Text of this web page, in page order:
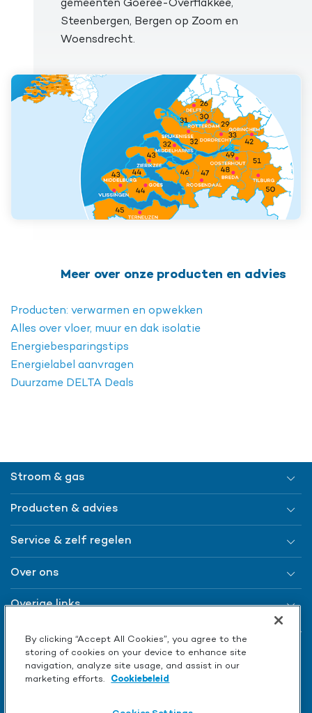
gemeenten Goeree-Overflakkee,
Steenbergen, Bergen op Zoom en
Woensdrecht.
Meer over onze producten en advies
Producten: verwarmen en opwekken
Alles over vloer, muur en dak isolatie
Energiebesparingstips
Energielabel aanvragen
Duurzame DELTA Deals
Stroom & gas
Producten & advies
Service & zelf regelen
Over ons
Overige links
By clicking “Accept All Cookies”, you agree to the
storing of cookies on your device to enhance site
navigation, analyze site usage, and assist in our
marketing efforts.
Cookiebeleid